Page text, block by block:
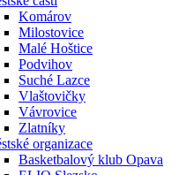
Komárov
Milostovice
Malé Hoštice
Podvihov
Suché Lazce
Vlaštovičky
Vávrovice
Zlatníky
organizace
Basketbalový klub Opava